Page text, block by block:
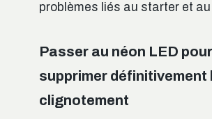
problèmes liés au starter et
Passer au néon LED pour
supprimer définitivement
clignotement